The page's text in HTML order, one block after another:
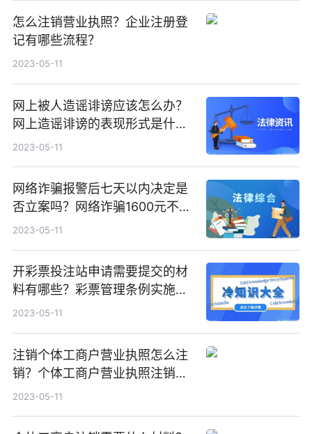
怎么注销营业执照？企业注册登
记有哪些流程？
2023-05-11
网上被人造谣诽谤应该怎么办？
网上造谣诽谤的表现形式是什
么？
2023-05-11
网络诈骗报警后七天以内决定是
否立案吗？网络诈骗1600元不立
案吗？
2023-05-11
开彩票投注站申请需要提交的材
料有哪些？彩票管理条例实施细
则有哪些规定？
2023-05-11
注销个体工商户营业执照怎么注
销？个体工商户营业执照注销要
多久？
2023-05-11